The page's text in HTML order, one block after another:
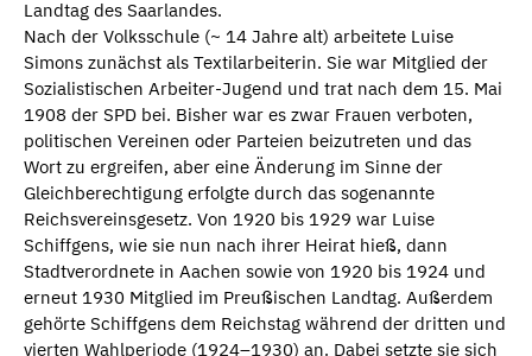
Landtag des Saarlandes.
Nach der Volksschule (~ 14 Jahre alt) arbeitete Luise
Simons zunächst als Textilarbeiterin. Sie war Mitglied der
Sozialistischen Arbeiter-Jugend und trat nach dem 15. Mai
1908 der SPD bei. Bisher war es zwar Frauen verboten,
politischen Vereinen oder Parteien beizutreten und das
Wort zu ergreifen, aber eine Änderung im Sinne der
Gleichberechtigung erfolgte durch das sogenannte
Reichsvereinsgesetz. Von 1920 bis 1929 war Luise
Schiffgens, wie sie nun nach ihrer Heirat hieß, dann
Stadtverordnete in Aachen sowie von 1920 bis 1924 und
erneut 1930 Mitglied im Preußischen Landtag. Außerdem
gehörte Schiffgens dem Reichstag während der dritten und
vierten Wahlperiode (1924–1930) an. Dabei setzte sie sich